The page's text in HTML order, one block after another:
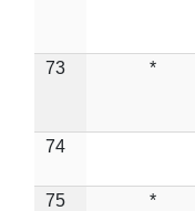
73 *
74
75 *